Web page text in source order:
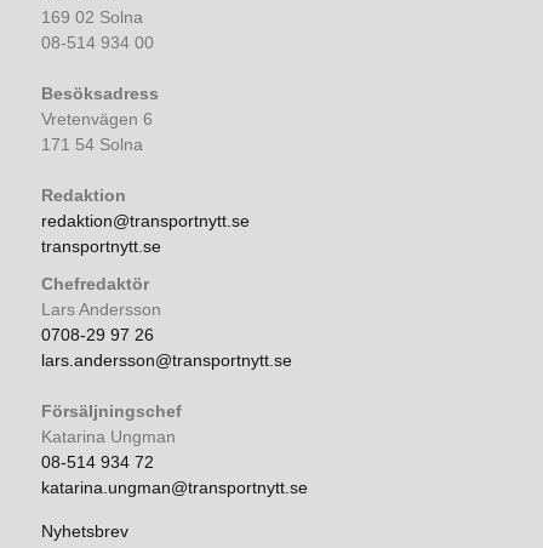
169 02 Solna
08-514 934 00
Besöksadress
Vretenvägen 6
171 54 Solna
Redaktion
redaktion@transportnytt.se
transportnytt.se
Chefredaktör
Lars Andersson
0708-29 97 26
lars.andersson@transportnytt.se
Försäljningschef
Katarina Ungman
08-514 934 72
katarina.ungman@transportnytt.se
Nyhetsbrev